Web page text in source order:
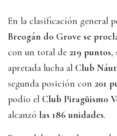
En la clasificación general
Breogán do Grove se
con un total de 219 puntos,
apretada lucha al Club
segunda posición con 201
podio el Club Piragüismo
alcanzó las 186 unidades.